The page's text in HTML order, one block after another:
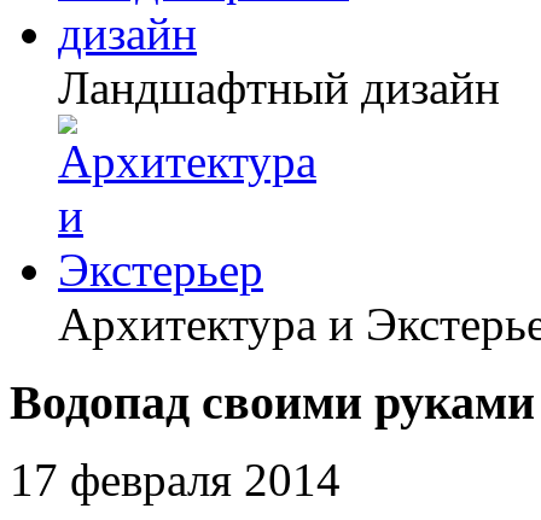
Ландшафтный дизайн
Архитектура и
Водопад своими руками
17 февраля 2014